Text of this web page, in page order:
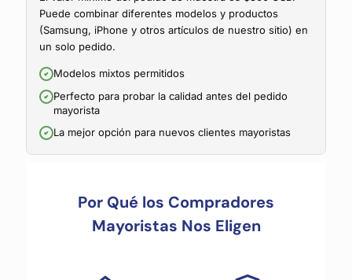
Puede combinar diferentes modelos y productos
(Samsung, iPhone y otros artículos de nuestro sitio) en
un solo pedido.
Modelos mixtos permitidos
Perfecto para probar la calidad antes del pedido
mayorista
La mejor opción para nuevos clientes mayoristas
Por Qué los Compradores
Mayoristas Nos Eligen